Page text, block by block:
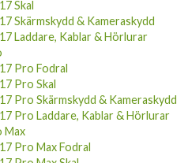
Skal
Skärmskydd & Kameraskydd
Laddare, Kablar & Hörlurar
Pro Fodral
Pro Skal
Pro Skärmskydd & Kameraskydd
Pro Laddare, Kablar & Hörlurar
Max
Pro Max Fodral